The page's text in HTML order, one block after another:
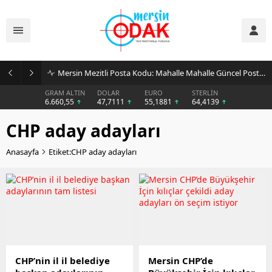
Mersin Mezitli Posta Kodu: Mahalle Mahalle Güncel Posta Kodu Rehberi
GRAM ALTIN
6.660,55
DOLAR
47,7111
EURO
55,1881
STERLİN
64,4139
CHP aday adayları
Anasayfa Etiket:CHP aday adayları
CHP’nin il il belediye
Mersin CHP’de